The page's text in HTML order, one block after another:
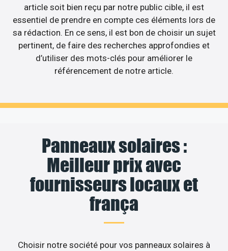
article soit bien reçu par notre public cible, il est
essentiel de prendre en compte ces éléments lors de
sa rédaction. En ce sens, il est bon de choisir un sujet
pertinent, de faire des recherches approfondies et
d’utiliser des mots-clés pour améliorer le
référencement de notre article.
Panneaux solaires :
Meilleur prix avec
fournisseurs locaux et
frança
Choisir notre société pour vos panneaux solaires à